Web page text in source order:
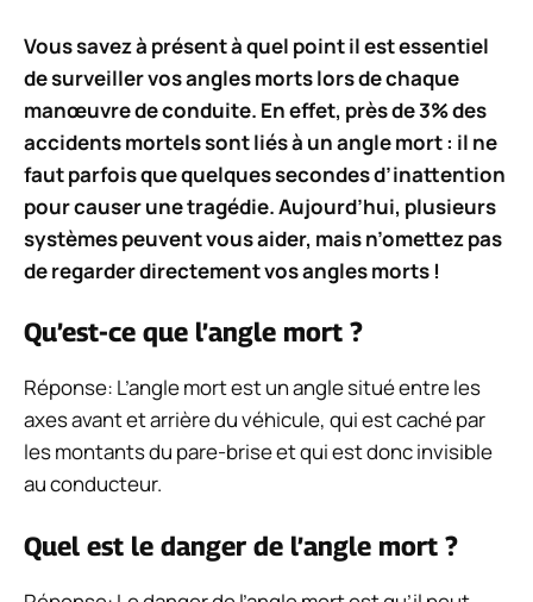
Vous savez à présent à quel point il est essentiel
de surveiller vos angles morts lors de chaque
manœuvre de conduite. En effet, près de 3% des
accidents mortels sont liés à un angle mort : il ne
faut parfois que quelques secondes d’inattention
pour causer une tragédie. Aujourd’hui, plusieurs
systèmes peuvent vous aider, mais n’omettez pas
de regarder directement vos angles morts !
Qu’est-ce que l’angle mort ?
Réponse: L’angle mort est un angle situé entre les
axes avant et arrière du véhicule, qui est caché par
les montants du pare-brise et qui est donc invisible
au conducteur.
Quel est le danger de l’angle mort ?